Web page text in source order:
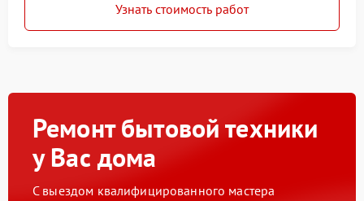
Узнать стоимость работ
Ремонт бытовой техники
у Вас дома
С выездом квалифицированного мастера